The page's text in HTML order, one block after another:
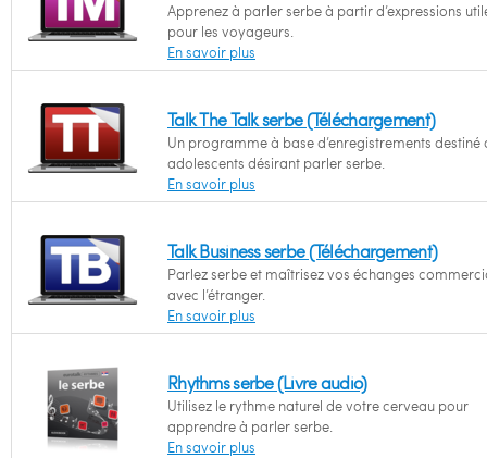
Apprenez à parler serbe à partir d’expressions
pour les voyageurs.
En savoir plus
Talk The Talk serbe (Téléchargement)
Un programme à base d’enregistrements destiné
adolescents désirant parler serbe.
En savoir plus
Talk Business serbe (Téléchargement)
Parlez serbe et maîtrisez vos échanges
avec l’étranger.
En savoir plus
Rhythms serbe (Livre audio)
Utilisez le rythme naturel de votre cerveau pour
apprendre à parler serbe.
En savoir plus